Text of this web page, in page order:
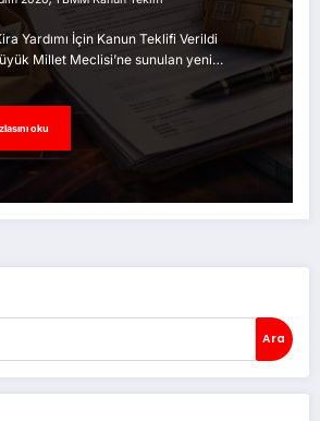
Yardımı İçin Kanun Teklifi Verildi
Millet Meclisi’ne sunulan yeni…
oku
Ara